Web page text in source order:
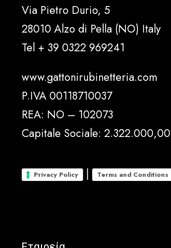
Via Pietro Durio, 5
28010 Alzo di Pella (NO) Italy
Tel + 39 0322 969241
www.gattonirubinetteria.com
P.IVA 00118710037
REA: NO – 102073
Capitale Sociale: 2.322.000,00
Privacy Policy | Terms and Conditions